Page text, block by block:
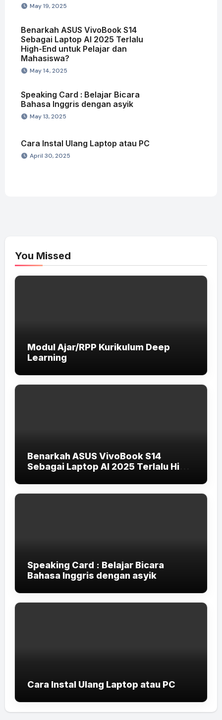
May 19, 2025
Benarkah ASUS VivoBook S14
Sebagai Laptop AI 2025 Terlalu
High-End untuk Pelajar dan
Mahasiswa?
May 14, 2025
Speaking Card : Belajar Bicara
Bahasa Inggris dengan asyik
May 13, 2025
Cara Instal Ulang Laptop atau PC
April 30, 2025
You Missed
Modul Ajar/RPP Kurikulum Deep
Learning
Benarkah ASUS VivoBook S14
Sebagai Laptop AI 2025 Terlalu High-
Speaking Card : Belajar Bicara
Bahasa Inggris dengan asyik
Cara Instal Ulang Laptop atau PC